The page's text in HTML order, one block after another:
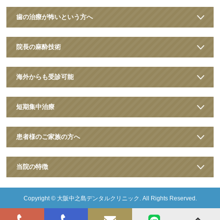
歯の治療が怖いという方へ
院長の麻酔技術
海外からも受診可能
短期集中治療
患者様のご家族の方へ
当院の特徴
Copyright © 大阪中之島デンタルクリニック . All Rights Reserved.